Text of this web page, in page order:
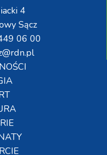
4
Sącz
06 00